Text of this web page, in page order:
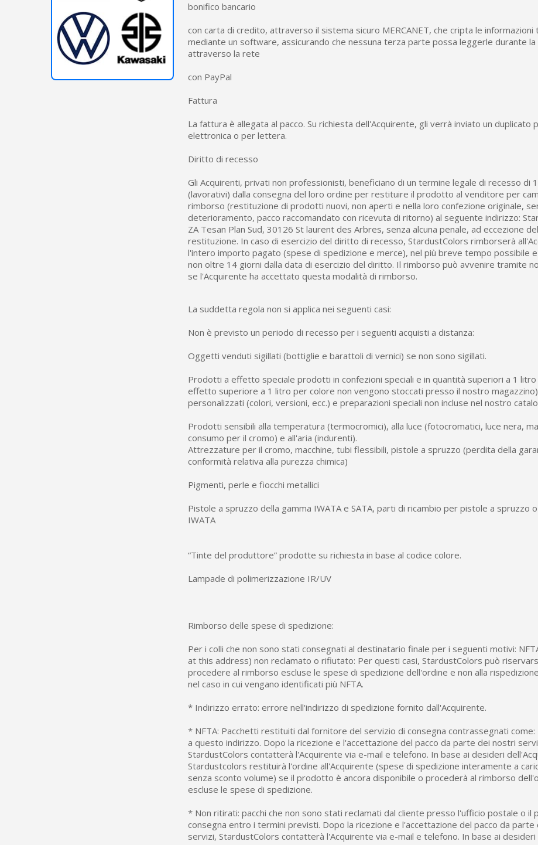
bonifico bancario
con carta di credito, attraverso il sistema sicuro MERCANET, che cripta le informazioni
mediante un software, assicurando che nessuna terza parte possa leggerle durante
attraverso la rete
con PayPal
Fattura
La fattura è allegata al pacco. Su richiesta dell'Acquirente, gli verrà inviato un duplicato
elettronica o per lettera.
Diritto di recesso
Gli Acquirenti, privati non professionisti, beneficiano di un termine legale di recesso di
(lavorativi) dalla consegna del loro ordine per restituire il prodotto al venditore per
rimborso (restituzione di prodotti nuovi, non aperti e nella loro confezione originale,
deterioramento, pacco raccomandato con ricevuta di ritorno) al seguente indirizzo:
ZA Tesan Plan Sud, 30126 St laurent des Arbres, senza alcuna penale, ad eccezione
restituzione. In caso di esercizio del diritto di recesso, StardustColors rimborserà
l'intero importo pagato (spese di spedizione e merce), nel più breve tempo possibile
non oltre 14 giorni dalla data di esercizio del diritto. Il rimborso può avvenire tramite
se l'Acquirente ha accettato questa modalità di rimborso.
La suddetta regola non si applica nei seguenti casi:
Non è previsto un periodo di recesso per i seguenti acquisti a distanza:
Oggetti venduti sigillati (bottiglie e barattoli di vernici) se non sono sigillati.
Prodotti a effetto speciale prodotti in confezioni speciali e in quantità superiori a 1
effetto superiore a 1 litro per colore non vengono stoccati presso il nostro
personalizzati (colori, versioni, ecc.) e preparazioni speciali non incluse nel nostro
Prodotti sensibili alla temperatura (termocromici), alla luce (fotocromatici, luce nera,
consumo per il cromo) e all'aria (indurenti).
Attrezzature per il cromo, macchine, tubi flessibili, pistole a spruzzo (perdita della
conformità relativa alla purezza chimica)
Pigmenti, perle e fiocchi metallici
Pistole a spruzzo della gamma IWATA e SATA, parti di ricambio per pistole a spruzzo
IWATA
“Tinte del produttore” prodotte su richiesta in base al codice colore.
Lampade di polimerizzazione IR/UV
Rimborso delle spese di spedizione:
Per i colli che non sono stati consegnati al destinatario finale per i seguenti motivi:
at this address) non reclamato o rifiutato: Per questi casi, StardustColors può
procedere al rimborso escluse le spese di spedizione dell'ordine e non alla
nel caso in cui vengano identificati più NFTA.
* Indirizzo errato: errore nell'indirizzo di spedizione fornito dall'Acquirente.
* NFTA: Pacchetti restituiti dal fornitore del servizio di consegna contrassegnati
a questo indirizzo. Dopo la ricezione e l'accettazione del pacco da parte dei nostri
StardustColors contatterà l'Acquirente via e-mail e telefono. In base ai desideri
Stardustcolors restituirà l'ordine all'Acquirente (spese di spedizione interamente a
senza sconto volume) se il prodotto è ancora disponibile o procederà al rimborso
escluse le spese di spedizione.
* Non ritirati: pacchi che non sono stati reclamati dal cliente presso l'ufficio postale o il
consegna entro i termini previsti. Dopo la ricezione e l'accettazione del pacco da parte
servizi, StardustColors contatterà l'Acquirente via e-mail e telefono. In base ai desideri